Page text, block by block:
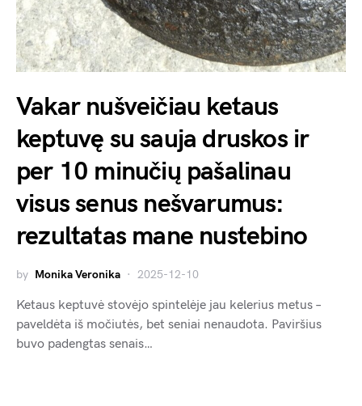
Vakar nušveičiau ketaus
keptuvę su sauja druskos ir
per 10 minučių pašalinau
visus senus nešvarumus:
rezultatas mane nustebino
by Monika Veronika 2025-12-10
Ketaus keptuvė stovėjo spintelėje jau kelerius metus –
paveldėta iš močiutės, bet seniai nenaudota. Paviršius
buvo padengtas senais…